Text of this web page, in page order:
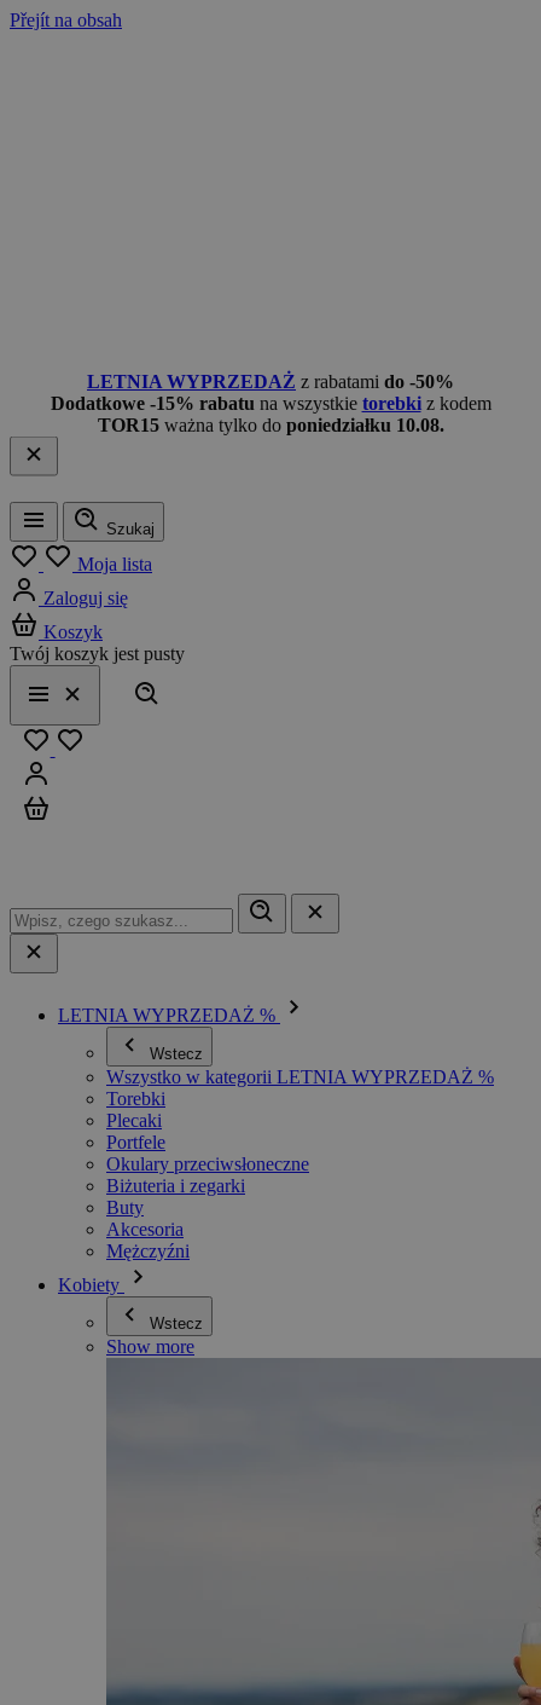
Přejít na obsah
LETNIA WYPRZEDAŻ z rabatami do -50%
Dodatkowe -15% rabatu na wszystkie torebkiz kodem
TOR15 ważna tylko do poniedziałku 10.08.
Menu
Szukaj
Moja lista
Zaloguj się
Koszyk
Twój koszyk jest pusty
Menu
Zamknij
LETNIA WYPRZEDAŻ %
Wstecz
Wszystko w kategorii LETNIA WYPRZEDAŻ %
Torebki
Plecaki
Portfele
Okulary przeciwsłoneczne
Biżuteria i zegarki
Buty
Akcesoria
Mężczyźni
Kobiety
Wstecz
Show more